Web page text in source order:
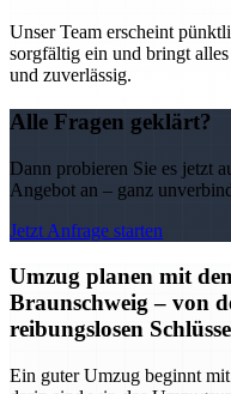
Unser Team erscheint
sorgfältig ein und bringt
und zuverlässig.
Alle Fragen geklärt?
Dann probieren Sie es jetzt
Angebot an – ganz
Jetzt Anfrage starten
Umzug planen mit
Braunschweig – von
reibungslosen
Ein guter Umzug beginnt